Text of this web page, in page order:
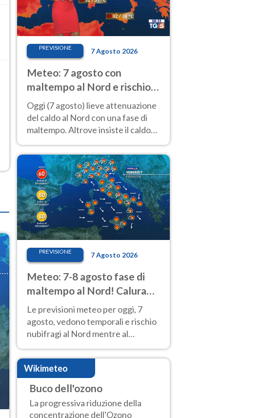
PREVISIONE 7 Agosto 2026
Meteo: 7 agosto con
maltempo al Nord e rischio
nubifragi. Altrove caldo
estremo
Oggi (7 agosto) lieve attenuazione
del caldo al Nord con una fase di
maltempo. Altrove insiste il caldo
previsioni
PREVISIONE 7 Agosto 2026
Meteo: 7-8 agosto fase di
maltempo al Nord! Calura
fino a Ferragosto
Le previsioni meteo per oggi, 7
agosto, vedono temporali e rischio
nubifragi al Nord mentre al
Centro-Sud sole e caldo sempre
molto intenso.
Wikimeteo
Buco dell'ozono
La progressiva riduzione della
concentrazione dell'Ozono